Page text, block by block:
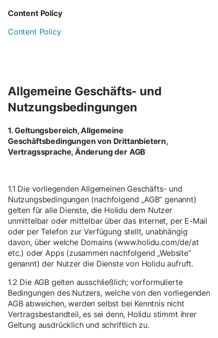
Content Policy
Content Policy
Allgemeine Geschäfts- und
Nutzungsbedingungen
1. Geltungsbereich, Allgemeine
Geschäftsbedingungen von Drittanbietern,
Vertragssprache, Änderung der AGB
1.1 Die vorliegenden Allgemeinen Geschäfts- und
Nutzungsbedingungen (nachfolgend „AGB“ genannt)
gelten für alle Dienste, die Holidu dem Nutzer
unmittelbar oder mittelbar über das Internet, per E-Mail
oder per Telefon zur Verfügung stellt, unabhängig
davon, über welche Domains (www.holidu.com/de/at
etc.) oder Apps (zusammen nachfolgend „Website“
genannt) der Nutzer die Dienste von Holidu aufruft.
1.2 Die AGB gelten ausschließlich; vorformulierte
Bedingungen des Nutzers, welche von den vorliegenden
AGB abweichen, werden selbst bei Kenntnis nicht
Vertragsbestandteil, es sei denn, Holidu stimmt ihrer
Geltung ausdrücklich und schriftlich zu.